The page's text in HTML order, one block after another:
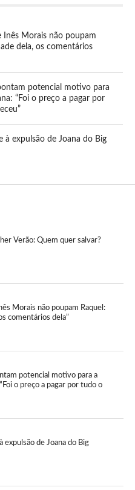
Inês Morais não poupam
dela, os comentários
potencial motivo para
“Foi o preço a pagar por
à expulsão de Joana do Big
Verão: Quem quer salvar?
Morais não poupam Raquel:
comentários dela”
potencial motivo para a
o preço a pagar por tudo o
expulsão de Joana do Big